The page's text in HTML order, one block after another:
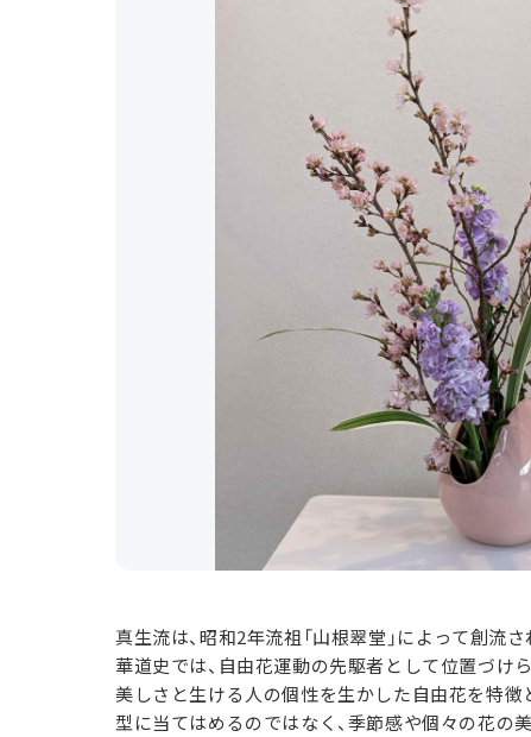
真生流は、昭和2年流祖「山根翠堂」によって創流さ
華道史では、自由花運動の先駆者として位置づけ
美しさと生ける人の個性を生かした自由花を特徴
型に当てはめるのではなく、季節感や個々の花の